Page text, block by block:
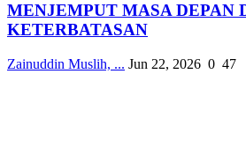
MENJEMPUT MASA DEPAN
KETERBATASAN
Zainuddin Muslih, ... Jun 22, 2026 0 47